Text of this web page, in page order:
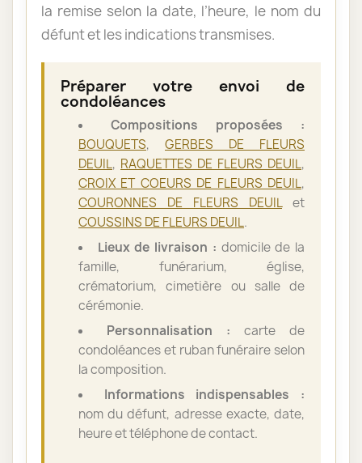
la remise selon la date, l’heure, le nom du
défunt et les indications transmises.
Préparer votre envoi de
condoléances
Compositions proposées :
BOUQUETS, GERBES DE FLEURS
DEUIL, RAQUETTES DE FLEURS DEUIL,
CROIX ET COEURS DE FLEURS DEUIL,
COURONNES DE FLEURS DEUILet
COUSSINS DE FLEURS DEUIL.
Lieux de livraison : domicile de la
famille, funérarium, église,
crématorium, cimetière ou salle de
cérémonie.
Personnalisation : carte de
condoléances et ruban funéraire selon
la composition.
Informations indispensables :
nom du défunt, adresse exacte, date,
heure et téléphone de contact.